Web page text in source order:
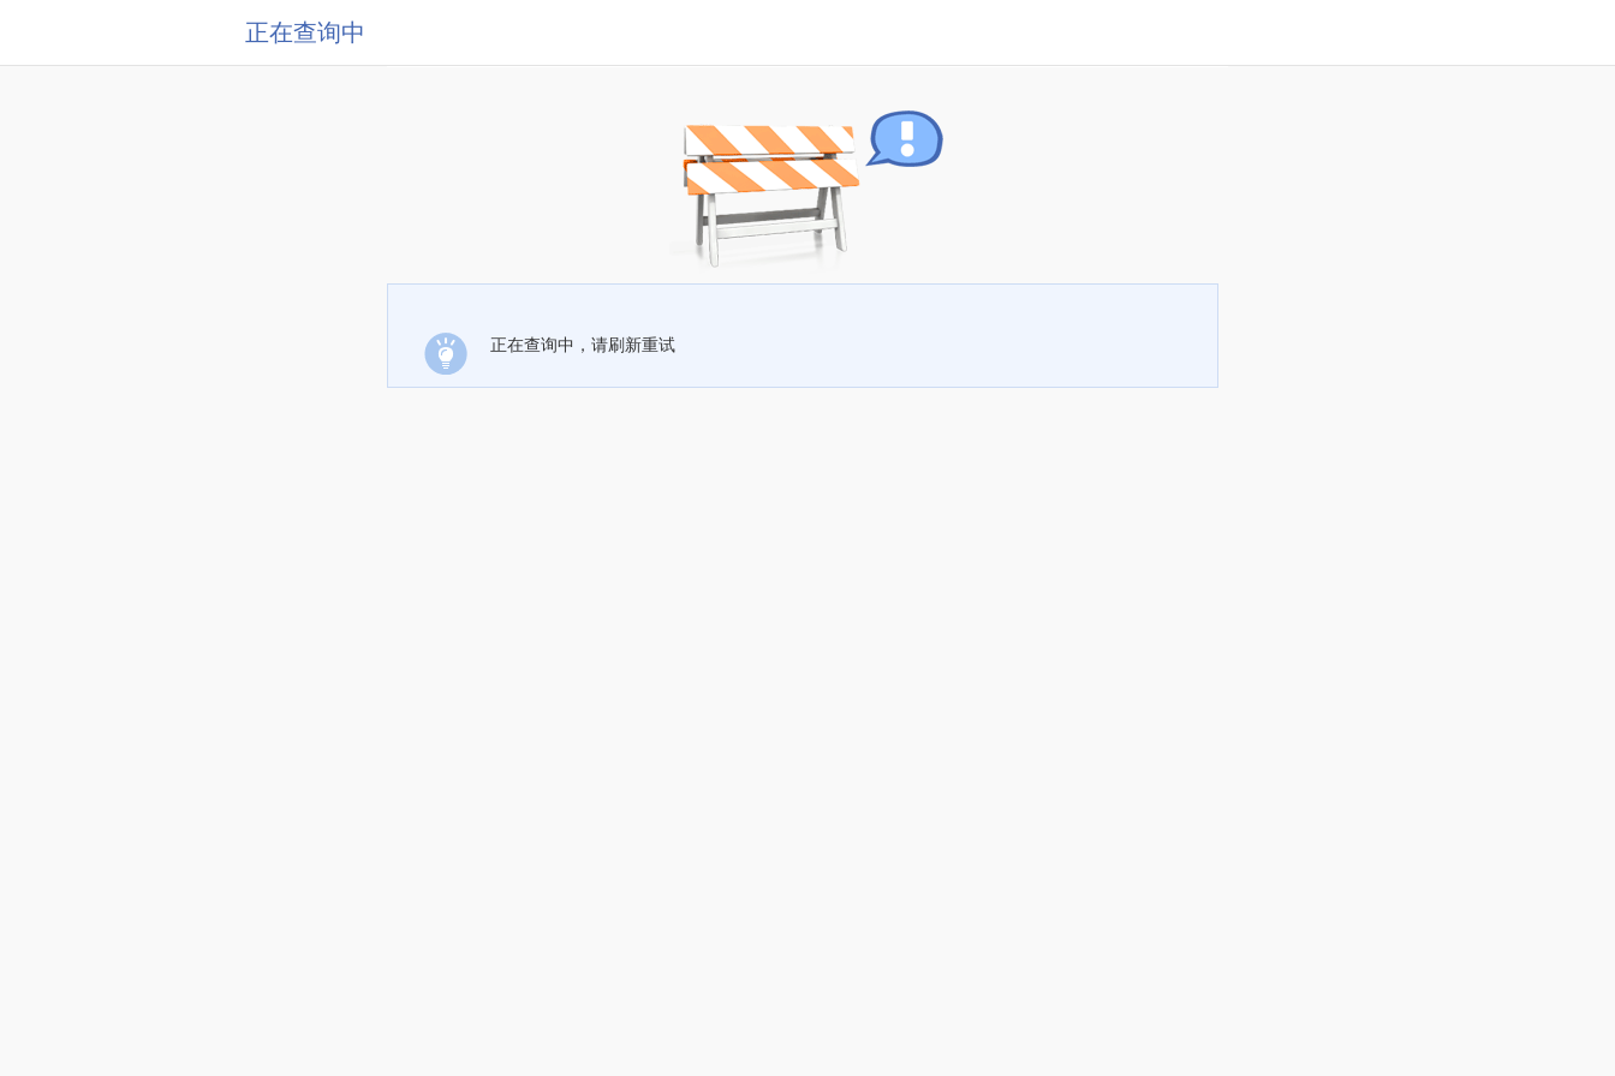
正在查询中
正在查询中，请刷新重试